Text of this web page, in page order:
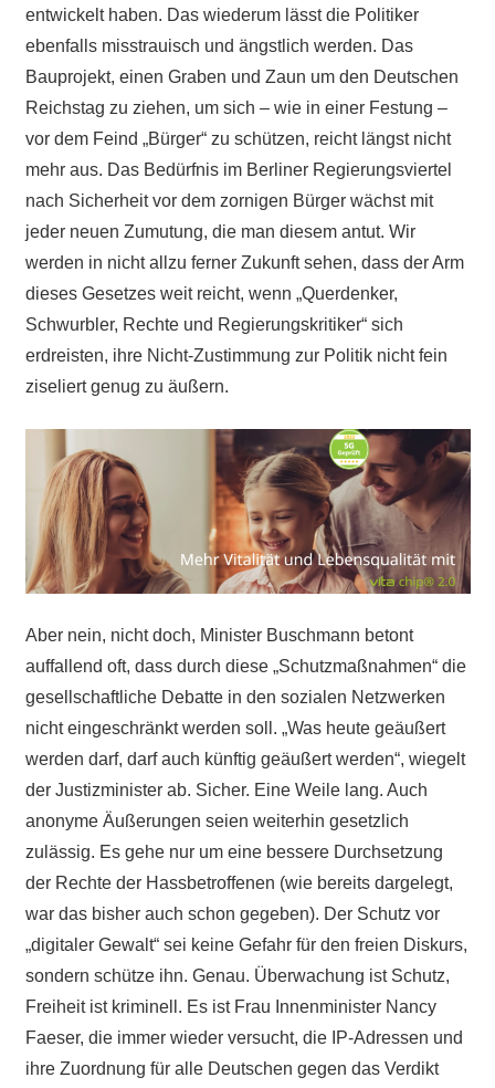
entwickelt haben. Das wiederum lässt die Politiker
ebenfalls misstrauisch und ängstlich werden. Das
Bauprojekt, einen Graben und Zaun um den Deutschen
Reichstag zu ziehen, um sich – wie in einer Festung –
vor dem Feind „Bürger“ zu schützen, reicht längst nicht
mehr aus. Das Bedürfnis im Berliner Regierungsviertel
nach Sicherheit vor dem zornigen Bürger wächst mit
jeder neuen Zumutung, die man diesem antut. Wir
werden in nicht allzu ferner Zukunft sehen, dass der Arm
dieses Gesetzes weit reicht, wenn „Querdenker,
Schwurbler, Rechte und Regierungskritiker“ sich
erdreisten, ihre Nicht-Zustimmung zur Politik nicht fein
ziseliert genug zu äußern.
Aber nein, nicht doch, Minister Buschmann betont
auffallend oft, dass durch diese „Schutzmaßnahmen“ die
gesellschaftliche Debatte in den sozialen Netzwerken
nicht eingeschränkt werden soll. „Was heute geäußert
werden darf, darf auch künftig geäußert werden“, wiegelt
der Justizminister ab. Sicher. Eine Weile lang. Auch
anonyme Äußerungen seien weiterhin gesetzlich
zulässig. Es gehe nur um eine bessere Durchsetzung
der Rechte der Hassbetroffenen (wie bereits dargelegt,
war das bisher auch schon gegeben). Der Schutz vor
„digitaler Gewalt“ sei keine Gefahr für den freien Diskurs,
sondern schütze ihn. Genau. Überwachung ist Schutz,
Freiheit ist kriminell. Es ist Frau Innenminister Nancy
Faeser, die immer wieder versucht, die IP-Adressen und
ihre Zuordnung für alle Deutschen gegen das Verdikt